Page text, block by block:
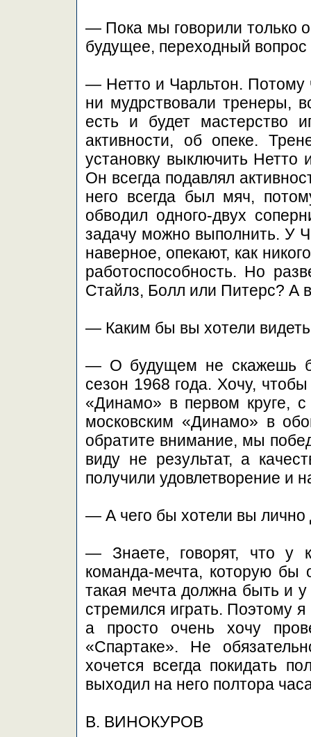
— Пока мы говорили только
будущее, переходный
— Нетто и Чарльтон. Потому
ни мудрствовали тренеры,
есть и будет мастерство
активности, об опеке.
установку выключить Нетто
Он всегда подавлял
него всегда был мяч,
обводил одного-двух
задачу можно выполнить. У
наверное, опекают, как
работоспособность. Но
Стайлз, Болл или Питерс? А
— Каким бы вы хотели
— О будущем не скажешь
сезон 1968 года. Хочу,
«Динамо» в первом круге,
московским «Динамо» в
обратите внимание, мы
виду не результат, а
получили удовлетворение и
— А чего бы хотели вы лично
— Знаете, говорят, что у
команда-мечта, которую бы
такая мечта должна быть и у
стремился играть. Поэтому
а просто очень хочу
«Спартаке». Не
хочется всегда покидать
выходил на него полтора
В. ВИНОКУРОВ